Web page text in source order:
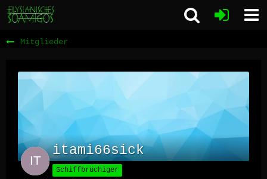
Mitglieder
itami66sick
Schiffbrüchiger